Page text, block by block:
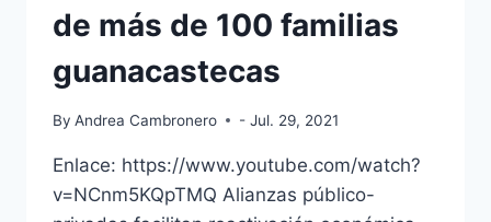
de más de 100 familias
guanacastecas
By Andrea Cambronero - Jul. 29, 2021
Enlace: https://www.youtube.com/watch?
v=NCnm5KQpTMQ Alianzas público-